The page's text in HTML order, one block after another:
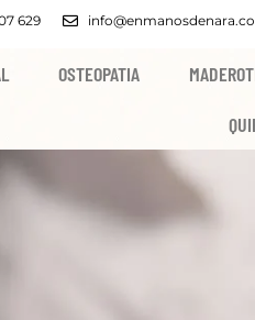
629
OSTEOPATIA